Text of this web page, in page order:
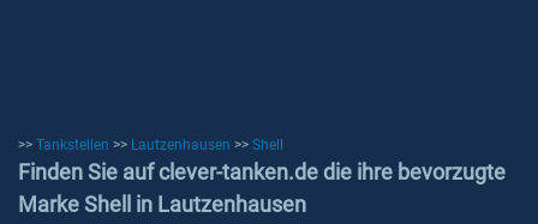
>> Tankstellen >> Lautzenhausen >> Shell
Finden Sie auf clever-tanken.de die ihre bevorzugte
Marke Shell in Lautzenhausen